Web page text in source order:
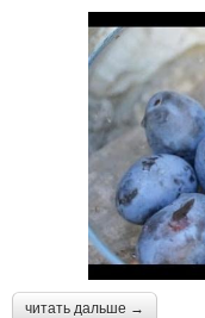
читать дальше →